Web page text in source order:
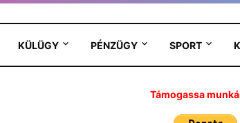
KÜLÜGY PÉNZÜGY SPORT
Támogassa